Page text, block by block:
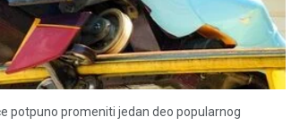
potpuno promeniti jedan deo popularnog